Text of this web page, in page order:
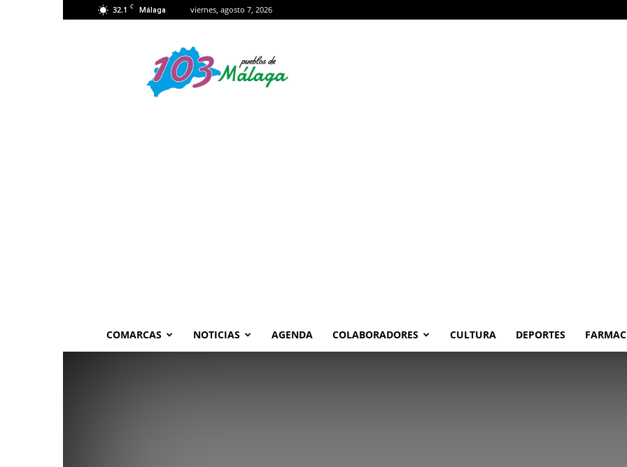
32.1 C Málaga viernes, agosto 7, 2026
Málaga
COMARCAS NOTICIAS AGENDA COLABORADORES CULTURA DEPORTES